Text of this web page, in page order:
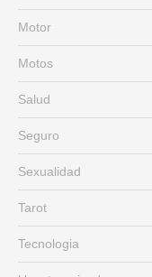
Motor
Motos
Salud
Seguro
Sexualidad
Tarot
Tecnologia